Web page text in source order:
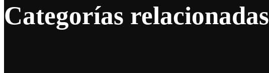
Categorías relacionadas